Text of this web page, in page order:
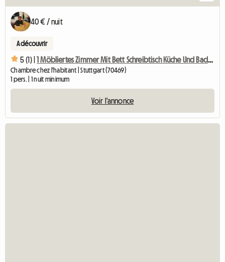
40 € / nuit
A découvrir
5 (1) | 1 Möbliertes Zimmer Mit Bett Schreibtisch Küche Und Badben
Chambre chez l'habitant | Stuttgart (70469)
1 pers. | 1 nuit minimum
Voir l'annonce